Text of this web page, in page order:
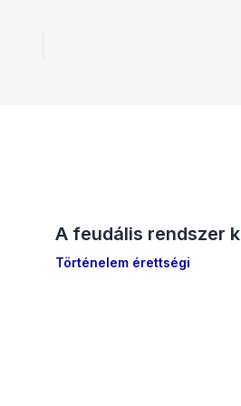
A feudális rendszer
Történelem érettségi